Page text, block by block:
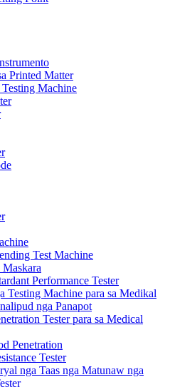
Printed Matter
Machine
Test Machine
Maskara
Performance Tester
Testing Machine para sa Medikal
nga Panapot
Tester para sa Medical
Penetration
Tester
nga Taas nga Matunaw nga